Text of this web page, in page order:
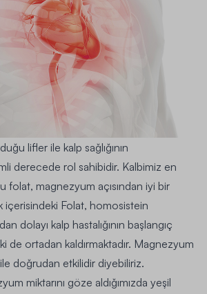
lifler ile kalp sağlığının
derecede rol sahibidir. Kalbimiz en
folat, magnezyum açısından iyi bir
içerisindeki Folat, homosistein
dolayı kalp hastalığının başlangıç
de ortadan kaldırmaktadır. Magnezyum
ile doğrudan etkilidir diyebiliriz.
miktarını göze aldığımızda yeşil